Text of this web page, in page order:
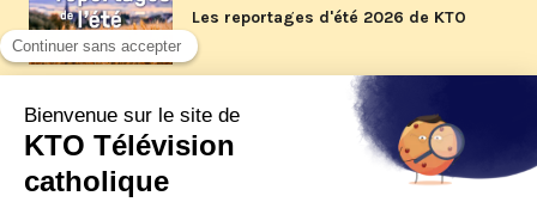
Les reportages d'été 2026 de KTO
La visite pastorale du pape Léon
XIV à Assise à suivre sur KTO le
jeudi 6 août